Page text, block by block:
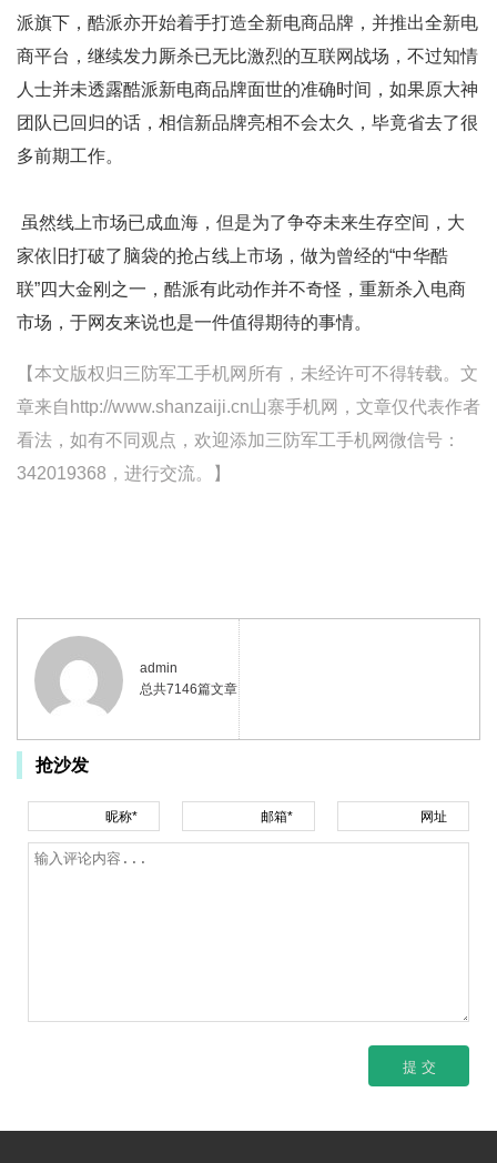
派旗下，酷派亦开始着手打造全新电商品牌，并推出全新电
商平台，继续发力厮杀已无比激烈的互联网战场，不过知情
人士并未透露酷派新电商品牌面世的准确时间，如果原大神
团队已回归的话，相信新品牌亮相不会太久，毕竟省去了很
多前期工作。
虽然线上市场已成血海，但是为了争夺未来生存空间，大
家依旧打破了脑袋的抢占线上市场，做为曾经的“中华酷
联”四大金刚之一，酷派有此动作并不奇怪，重新杀入电商
市场，于网友来说也是一件值得期待的事情。
【本文版权归三防军工手机网所有，未经许可不得转载。文
章来自http://www.shanzaiji.cn山寨手机网，文章仅代表作者
看法，如有不同观点，欢迎添加三防军工手机网微信号：
342019368，进行交流。】
admin
总共7146篇文章
抢沙发
昵称* 邮箱* 网址